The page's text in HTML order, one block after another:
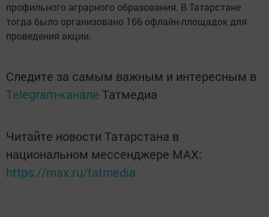
профильного аграрного образования. В Татарстане
тогда было организовано 166 офлайн-площадок для
проведения акции.
Следите за самым важным и интересным в
Telegram-канале Татмедиа
Читайте новости Татарстана в
национальном мессенджере MАХ:
https://max.ru/tatmedia